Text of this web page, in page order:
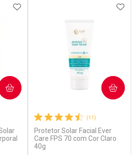
ADICIONAR AOS FAVORITOS
(11)
Protetor Solar Facial Ever
Care FPS 70 com Cor Claro
40g
COMPRAR